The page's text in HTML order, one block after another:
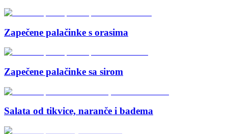
Zapečene palačinke s orasima
Zapečene palačinke sa sirom
Salata od tikvice, naranče i badema